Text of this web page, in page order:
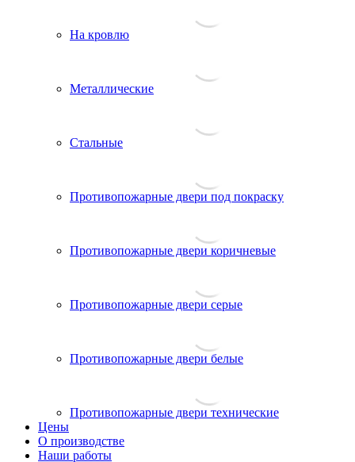
На кровлю
Металлические
Стальные
Противопожарные двери под покраску
Противопожарные двери коричневые
Противопожарные двери серые
Противопожарные двери белые
Противопожарные двери технические
Цены
О производстве
Наши работы